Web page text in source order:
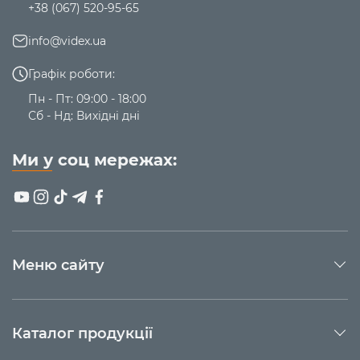
СТРУМУ!
РЕКОМЕНДОВАНО ВІДКЛЮЧИТИ ЗАРЯДНУ СТАНЦІЮ
ПІСЛЯ ПОВНОЇ ЗАРЯДКИ.
Меню сайту
Каталог продукції
+38 (067) 520-95-65
info@videx.ua
Графік роботи:
Пн - Пт: 09:00 - 18:00
Сб - Нд: Вихідні дні
Ми у соц мережах: